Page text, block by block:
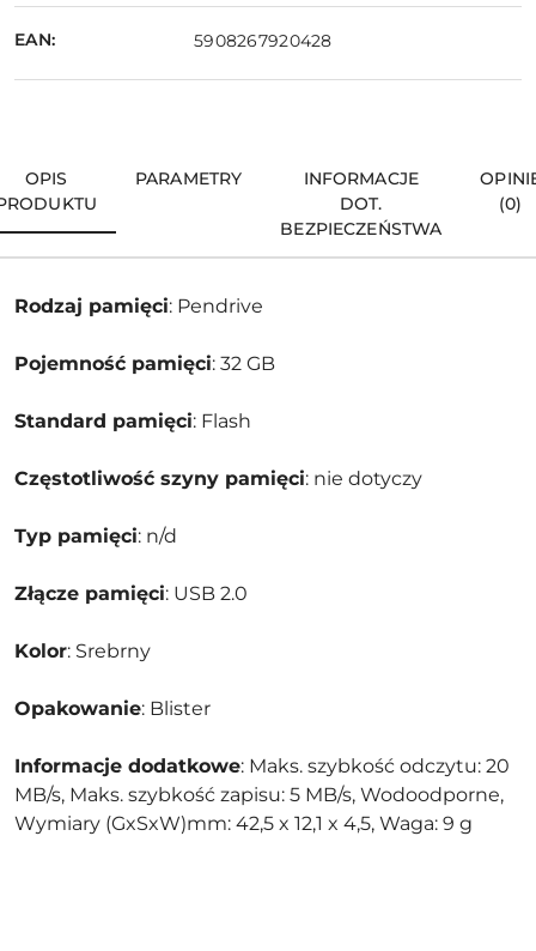
EAN: 5908267920428
OPIS
PARAMETRY
INFORMACJE
DOT.
BEZPIECZEŃSTWA
(0)
Rodzaj pamięci: Pendrive
Pojemność pamięci: 32 GB
Standard pamięci: Flash
Częstotliwość szyny pamięci: nie dotyczy
Typ pamięci: n/d
Złącze pamięci: USB 2.0
Kolor: Srebrny
Opakowanie: Blister
Informacje dodatkowe: Maks. szybkość odczytu: 20
MB/s, Maks. szybkość zapisu: 5 MB/s, Wodoodporne,
Wymiary (GxSxW)mm: 42,5 x 12,1 x 4,5, Waga: 9 g